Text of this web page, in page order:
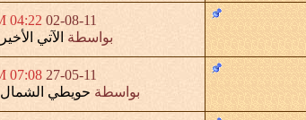
02-08-11
04:22 PM
بواسطة الآتي الأخير
27-05-11
07:08 PM
بواسطة حويطي الشمال